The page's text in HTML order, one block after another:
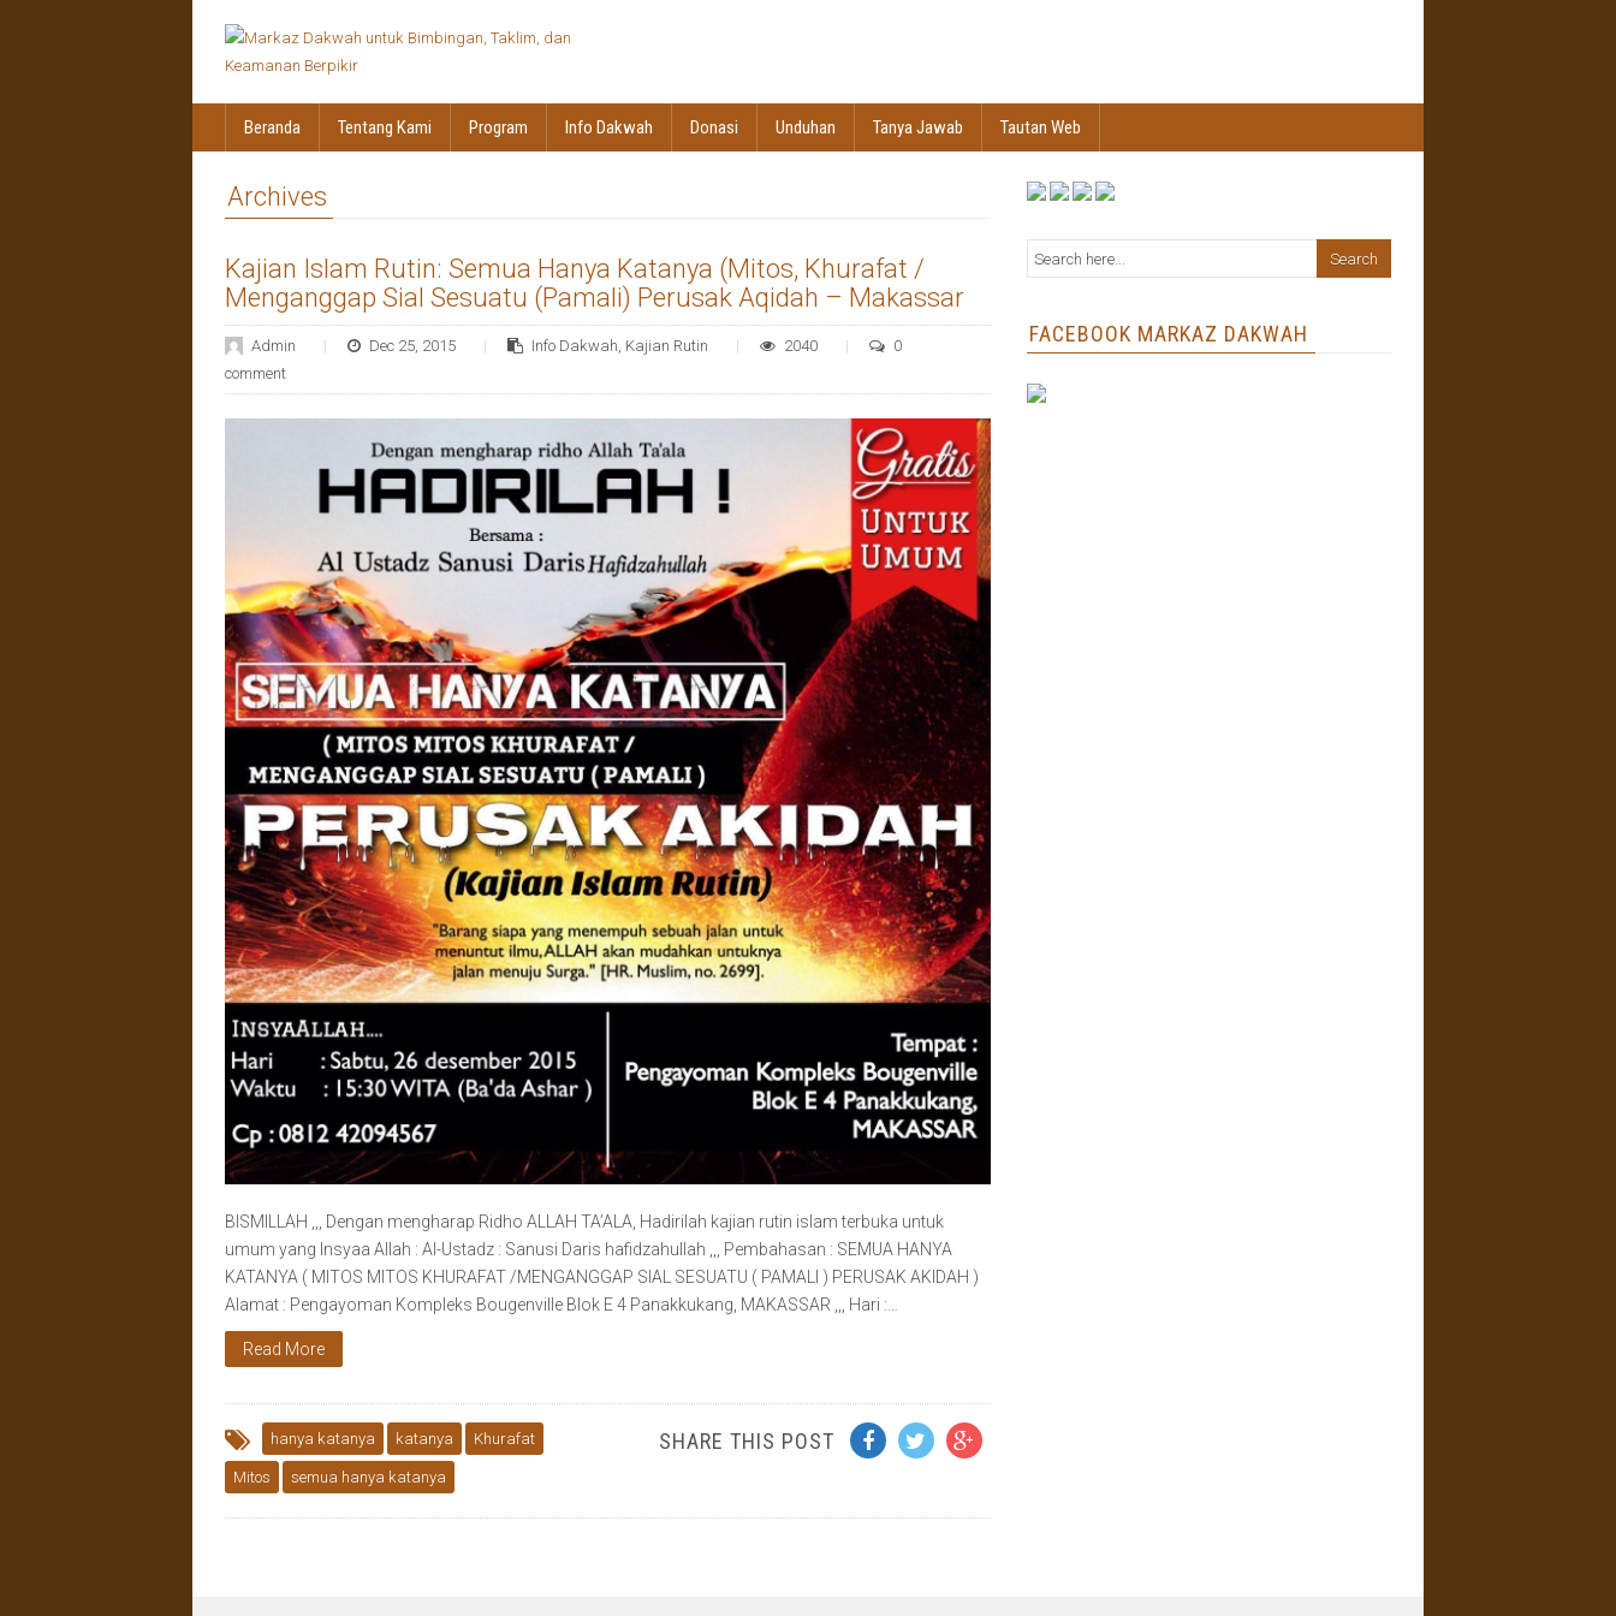
Beranda Tentang Kami Program Info Dakwah Donasi Unduhan Tanya Jawab Tautan Web
Archives
Kajian Islam Rutin: Semua Hanya Katanya (Mitos, Khurafat /
Menganggap Sial Sesuatu (Pamali) Perusak Aqidah – Makassar
Admin Dec 25, 2015 Info Dakwah, Kajian Rutin 2040
0
comment
BISMILLAH ,,, Dengan mengharap Ridho ALLAH TA’ALA, Hadirilah kajian rutin islam terbuka untuk
umum yang Insyaa Allah : Al-Ustadz : Sanusi Daris hafidzahullah ,,, Pembahasan : SEMUA HANYA
KATANYA ( MITOS MITOS KHURAFAT /MENGANGGAP SIAL SESUATU ( PAMALI ) PERUSAK AKIDAH )
Alamat : Pengayoman Kompleks Bougenville Blok E 4 Panakkukang, MAKASSAR ,,, Hari :…
Read More
hanya katanya katanya Khurafat
Mitos semua hanya katanya
SHARE THIS POST
FACEBOOK MARKAZ DAKWAH